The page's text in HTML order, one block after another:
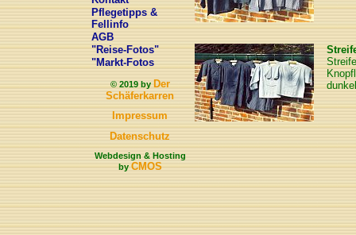
Pflegetipps &
Fellinfo
AGB
"Reise-Fotos"
"Markt-Fotos
© 2019 byDer
Schäferkarren
Impressum
Datenschutz
Webdesign & Hosting
byCMOS